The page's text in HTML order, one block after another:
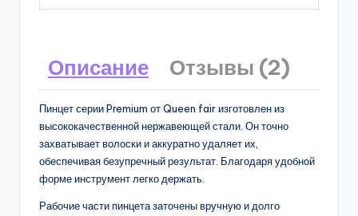
Описание Отзывы (2)
Пинцет серии Premium от Queen fair изготовлен из
высококачественной нержавеющей стали. Он точно
захватывает волоски и аккуратно удаляет их,
обеспечивая безупречный результат. Благодаря удобной
форме инструмент легко держать.
Рабочие части пинцета заточены вручную и долго